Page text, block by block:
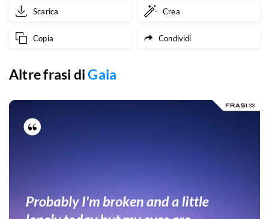
è
stata
svista.
Scarica Crea
Copia Condividi
Altre frasi diGaia